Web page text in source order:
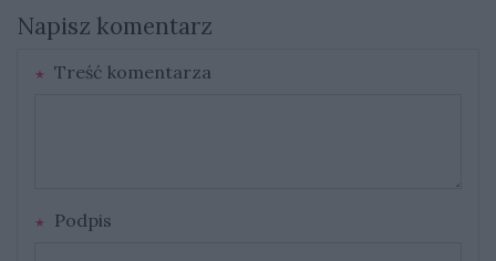
Napisz komentarz
Treść komentarza
Podpis